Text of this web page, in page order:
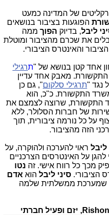
של המדינה כמעט
הפוגעות בציבור בנושאים
ליבל, בדיוק הפוך ממה
את שכרם מהציבור ומוטלת
והאינטרס הציבורי.
אחד קטן בנושא של "תרגילי
התקשורת. מאבק אחד עדיין
נגד "תרגילי סלקום", גם כן
משרד התקשורת. כ"כ, הוא
התקשורת, שרוצה לצמצם את
של חברות הסלולר, ללא
על כל נורמה ציבורית, תוך
הזה מהציבור.
ליבל ראוי להערכה ולהוקרה, על
על האינטרסים הצרכניים
מכך כל רווח אישי. זה נטו
הציבורי. סיני ליבל הוא אדם
שמערכת ממשלתית שלמה
ט. רוני קום, מייסד קהילת Rishon Tech, יזם ופעיל חברתי